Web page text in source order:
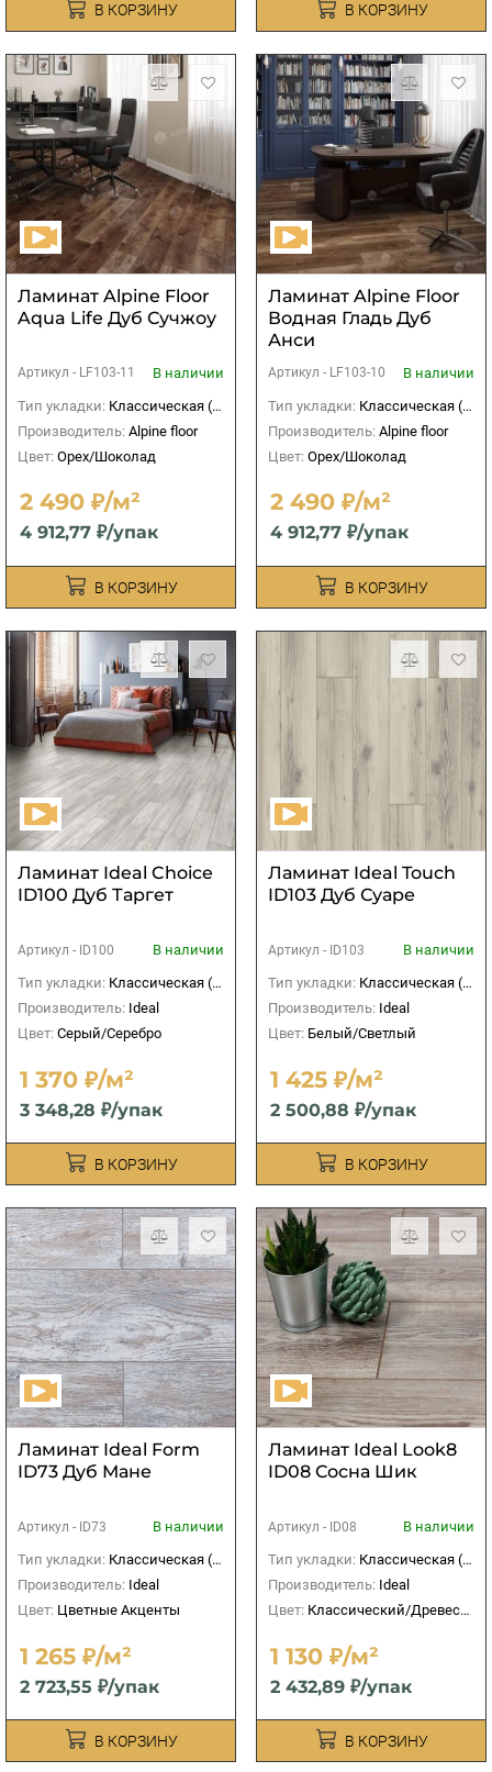
В КОРЗИНУ В КОРЗИНУ
Ламинат Alpine Floor
Aqua Life Дуб Сучжоу
Артикул - LF103-11
В наличии
Тип укладки: Классическая (прямая)
Производитель: Alpine floor
Цвет: Орех/Шоколад
2 490 ₽/м²
4 912,77 ₽/упак
В КОРЗИНУ
Ламинат Alpine Floor
Водная Гладь Дуб
Анси
Артикул - LF103-10
В наличии
Тип укладки: Классическая (прямая)
Производитель: Alpine floor
Цвет: Орех/Шоколад
2 490 ₽/м²
4 912,77 ₽/упак
В КОРЗИНУ
Ламинат Ideal Choice
ID100 Дуб Таргет
Артикул - ID100
В наличии
Тип укладки: Классическая (прямая)
Производитель: Ideal
Цвет: Серый/Серебро
1 370 ₽/м²
3 348,28 ₽/упак
В КОРЗИНУ
Ламинат Ideal Touch
ID103 Дуб Суаре
Артикул - ID103
В наличии
Тип укладки: Классическая (прямая)
Производитель: Ideal
Цвет: Белый/Светлый
1 425 ₽/м²
2 500,88 ₽/упак
В КОРЗИНУ
Ламинат Ideal Form
ID73 Дуб Мане
Артикул - ID73
В наличии
Тип укладки: Классическая (прямая)
Производитель: Ideal
Цвет: Цветные Акценты
1 265 ₽/м²
2 723,55 ₽/упак
В КОРЗИНУ
Ламинат Ideal Look8
ID08 Сосна Шик
Артикул - ID08
В наличии
Тип укладки: Классическая (прямая)
Производитель: Ideal
Цвет: Классический/Древесный
1 130 ₽/м²
2 432,89 ₽/упак
В КОРЗИНУ